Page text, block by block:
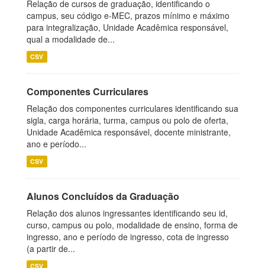
Relação de cursos de graduação, identificando o
campus, seu código e-MEC, prazos mínimo e máximo
para integralização, Unidade Acadêmica responsável,
qual a modalidade de...
CSV
Componentes Curriculares
Relação dos componentes curriculares identificando sua
sigla, carga horária, turma, campus ou polo de oferta,
Unidade Acadêmica responsável, docente ministrante,
ano e período...
CSV
Alunos Concluídos da Graduação
Relação dos alunos ingressantes identificando seu id,
curso, campus ou polo, modalidade de ensino, forma de
ingresso, ano e período de ingresso, cota de ingresso
(a partir de...
CSV